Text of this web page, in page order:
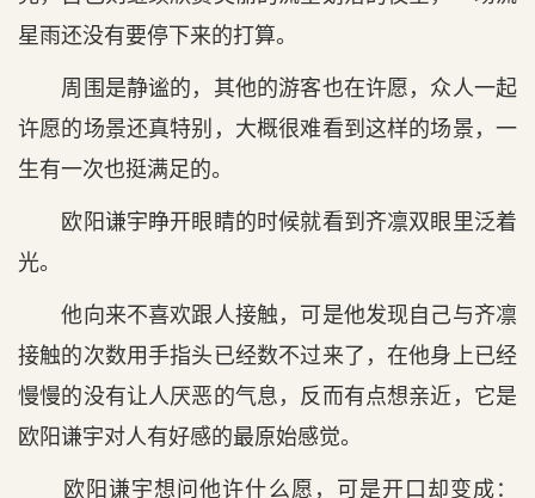
星雨还没有要停下来的打算。
周围是静谧的，其他的游客也在许愿，众人一起
许愿的场景还真特别，大概很难看到这样的场景，一
生有一次也挺满足的。
欧阳谦宇睁开眼睛的时候就看到齐凛双眼里泛着
光。
他向来不喜欢跟人接触，可是他发现自己与齐凛
接触的次数用手指头已经数不过来了，在他身上已经
慢慢的没有让人厌恶的气息，反而有点想亲近，它是
欧阳谦宇对人有好感的最原始感觉。
欧阳谦宇想问他许什么愿，可是开口却变成：